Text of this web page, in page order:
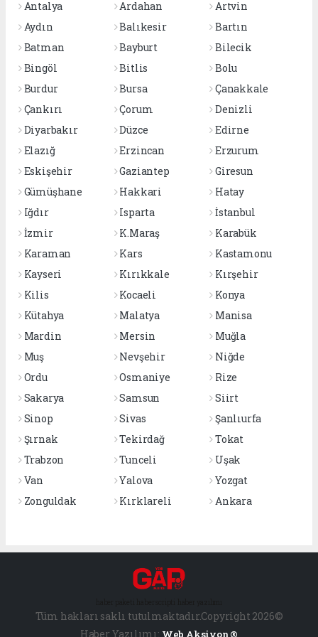
Antalya
Ardahan
Artvin
Aydın
Balıkesir
Bartın
Batman
Bayburt
Bilecik
Bingöl
Bitlis
Bolu
Burdur
Bursa
Çanakkale
Çankırı
Çorum
Denizli
Diyarbakır
Düzce
Edirne
Elazığ
Erzincan
Erzurum
Eskişehir
Gaziantep
Giresun
Gümüşhane
Hakkari
Hatay
Iğdır
Isparta
İstanbul
İzmir
K.Maraş
Karabük
Karaman
Kars
Kastamonu
Kayseri
Kırıkkale
Kırşehir
Kilis
Kocaeli
Konya
Kütahya
Malatya
Manisa
Mardin
Mersin
Muğla
Muş
Nevşehir
Niğde
Ordu
Osmaniye
Rize
Sakarya
Samsun
Siirt
Sinop
Sivas
Şanlıurfa
Şırnak
Tekirdağ
Tokat
Trabzon
Tunceli
Uşak
Van
Yalova
Yozgat
Zonguldak
Kırklareli Ankara
Tüm hakları saklı tutulmaktadır.Copyright 2026©
Haber Yazılımı: Web Aksiyon ®